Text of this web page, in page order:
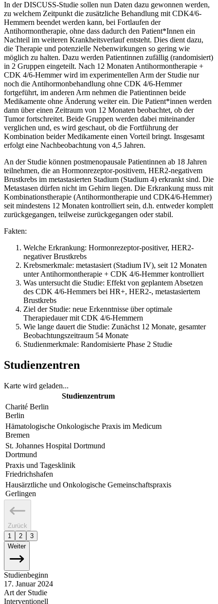
In der DISCUSS-Studie sollen nun Daten dazu gewonnen werden,
zu welchem Zeitpunkt die zusätzliche Behandlung mit CDK4/6-
Hemmern beendet werden kann, bei Fortlaufen der
Antihormontherapie, ohne dass dadurch den Patient*Innen ein
Nachteil im weiteren Krankheitsverlauf entsteht. Dies dient dazu,
die Therapie und potenzielle Nebenwirkungen so gering wie
möglich zu halten. Dazu werden Patientinnen zufällig (randomisiert)
in 2 Gruppen eingeteilt. Nach 12 Monaten Antihormontherapie +
CDK 4/6-Hemmer wird im experimentellen Arm der Studie nur
noch die Antihormonbehandlung ohne CDK 4/6-Hemmer
fortgeführt, im anderen Arm nehmen die Patientinnen beide
Medikamente ohne Änderung weiter ein. Die Patient*innen werden
dann über einen Zeitraum von 12 Monaten beobachtet, ob der
Tumor fortschreitet. Beide Gruppen werden dabei miteinander
verglichen und, es wird geschaut, ob die Fortführung der
Kombination beider Medikamente einen Vorteil bringt. Insgesamt
erfolgt eine Nachbeobachtung von 4,5 Jahren.
An der Studie können postmenopausale Patientinnen ab 18 Jahren
teilnehmen, die an Hormonrezeptor-positivem, HER2-negativem
Brustkrebs im metastasierten Stadium (Stadium 4) erkrankt sind. Die
Metastasen dürfen nicht im Gehirn liegen. Die Erkrankung muss mit
Kombinationstherapie (Antihormontherapie und CDK4/6-Hemmer)
seit mindestens 12 Monaten kontrolliert sein, d.h. entweder komplett
zurückgegangen, teilweise zurückgegangen oder stabil.
Fakten:
Welche Erkrankung: Hormonrezeptor-positiver, HER2-
negativer Brustkrebs
Krebsmerkmale: metastasiert (Stadium IV), seit 12 Monaten
unter Antihormontherapie + CDK 4/6-Hemmer kontrolliert
Was untersucht die Studie: Effekt von geplantem Absetzen
des CDK 4/6-Hemmers bei HR+, HER2-, metastasiertem
Brustkrebs
Ziel der Studie: neue Erkenntnisse über optimale
Therapiedauer mit CDK 4/6-Hemmern
Wie lange dauert die Studie: Zunächst 12 Monate, gesamter
Beobachtungszeitraum 54 Monate
Studienmerkmale: Randomisierte Phase 2 Studie
Studienzentren
Karte wird geladen...
Studienzentrum
Charité Berlin
Berlin
Hämatologische Onkologische Praxis im Medicum
Bremen
St. Johannes Hospital Dortmund
Dortmund
Praxis und Tagesklinik
Friedrichshafen
Hausärztliche und Onkologische Gemeinschaftspraxis
Gerlingen
Zurück
1
2
3
Weiter
Studienbeginn
17. Januar 2024
Art der Studie
Interventionell